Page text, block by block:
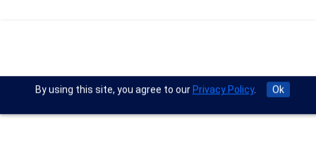
By using this site, you agree to our Privacy Policy. Ok